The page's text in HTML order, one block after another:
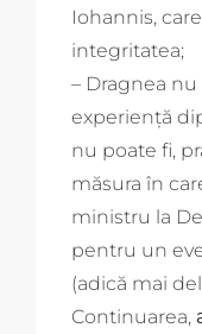
Iohannis,
integritatea;
– Dragnea
experiență
nu poate fi,
măsura în
ministru la
pentru un
(adică mai
Continuarea,